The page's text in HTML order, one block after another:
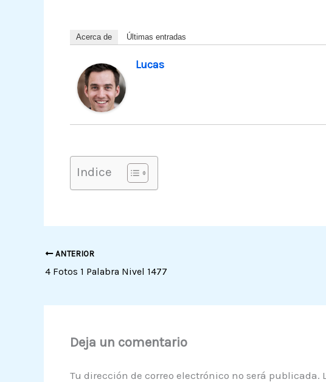
Acerca de Últimas entradas
Lucas
Indice
ANTERIOR
4 Fotos 1 Palabra Nivel 1477
Deja un comentario
Tu dirección de correo electrónico no será publicada.